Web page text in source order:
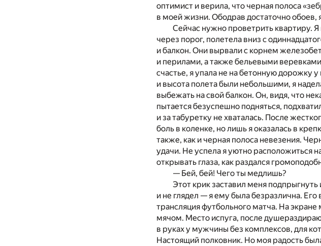
оптимист и верила, что черная полоса
в моей жизни. Ободрав достаточно обоев,
Сейчас нужно проветрить квартиру.
через порог, полетела вниз с
и балкон. Они вырвали с корнем
и перилами, а также бельевыми
счастье, я упала не на бетонную дорожку
и высота полета были небольшими, я
выбежать на свой балкон. Он, видя, что
пытается безуспешно подняться,
и за табуретку не хваталась. После
боль в коленке, но лишь я оказалась в
также, как и черная полоса невезения.
удачи. Не успела я уютно расположиться
открывать глаза, как раздался
— Бей, бей! Чего ты медлишь?
Этот крик заставил меня
и не глядел — я ему была безразлична.
трансляция футбольного матча. На
мячом. Место испуга, после
в руках у мужчины без комплексов, для
Настоящий полковник. Но моя радость